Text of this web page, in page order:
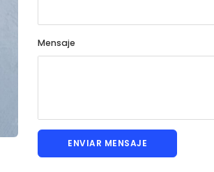
Mensaje